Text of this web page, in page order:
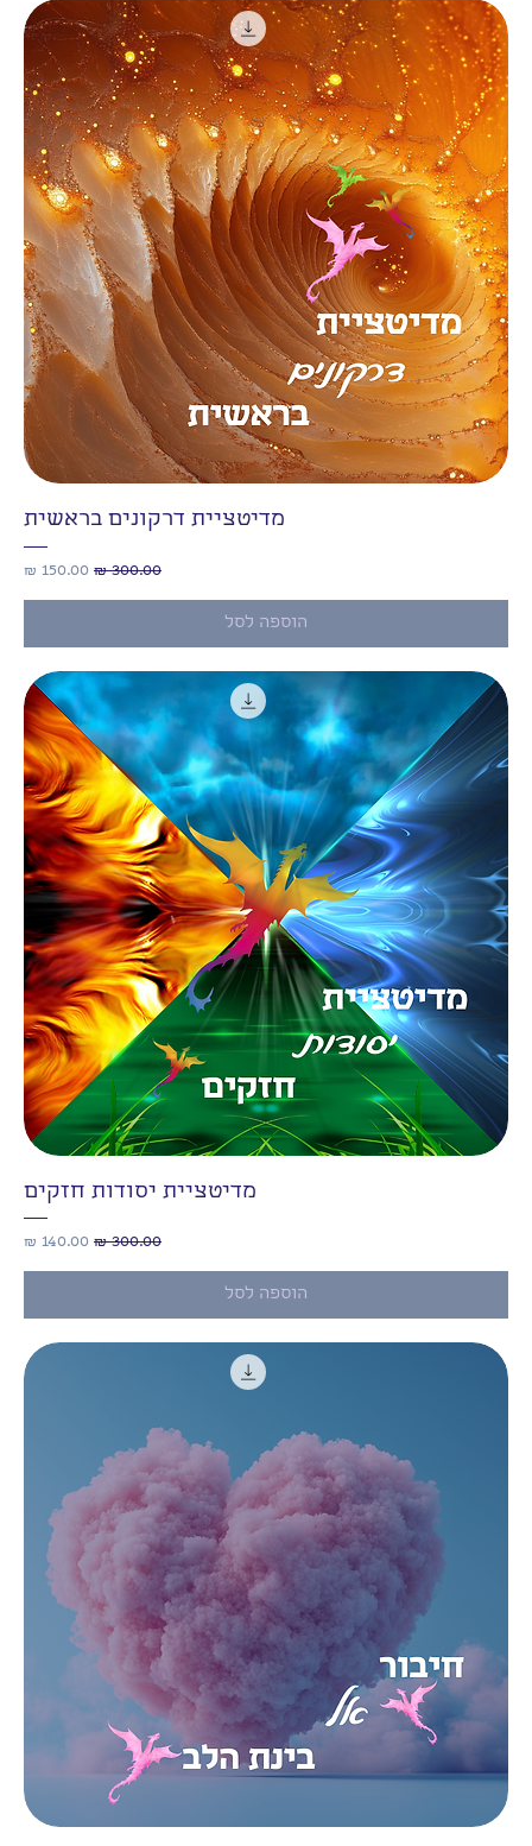
מדיטציית דרקונים בראשית
מחיר רגילמחיר מבצע
הוספה לסל
מדיטציית יסודות חזקים
מחיר רגילמחיר מבצע
הוספה לסל